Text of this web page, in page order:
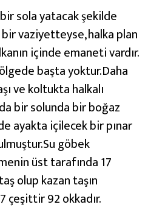
sola yatacak şekilde
vaziyetteyse, halka plan
içinde emaneti vardır.
başta yoktur.Daha
ve koltukta halkalı
bir solunda bir boğaz
ayakta içilecek bir pınar
göbek
üst tarafında 17
olup kazan taşın
çeşittir 92 okkadır.